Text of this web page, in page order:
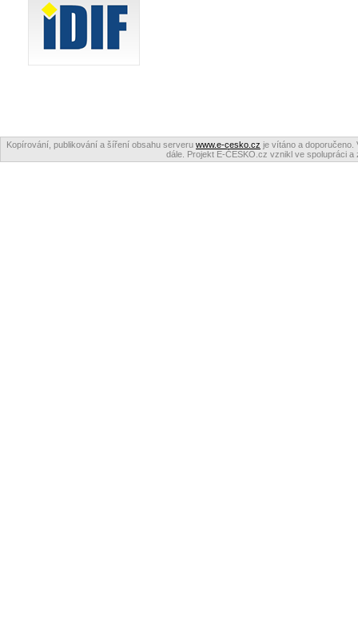
Kopírování, publikování a šíření obsahu serveru www.e-cesko.cz je vítáno a doporučeno.
dále. Projekt E-ČESKO.cz vznikl ve spolupráci